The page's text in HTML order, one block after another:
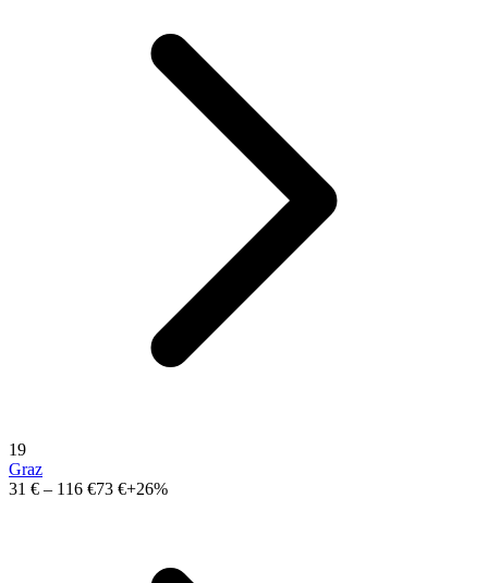
19
Graz
31 € – 116 €73 €+26%